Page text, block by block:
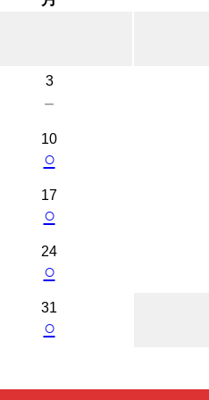
3
－
10
○
17
○
24
○
31
○